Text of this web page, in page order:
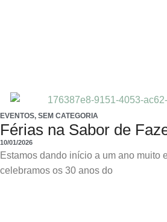
EVENTOS, SEM CATEGORIA
Férias na Sabor de
10/01/2026
Estamos dando início a um ano muito
celebramos os 30 anos do